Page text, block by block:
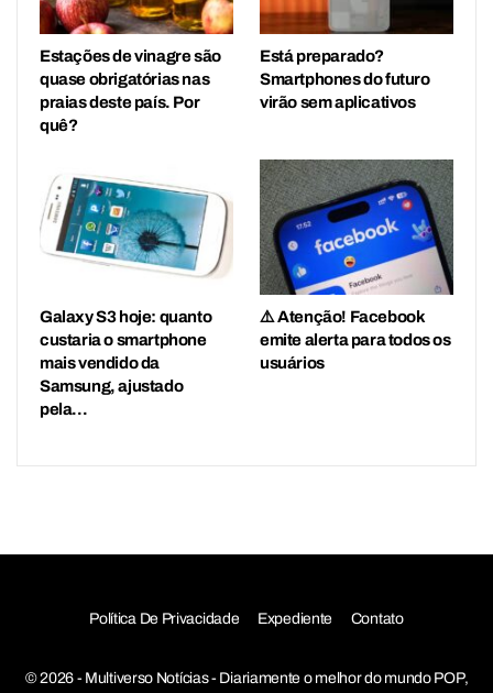
Estações de vinagre são
quase obrigatórias nas
praias deste país. Por
quê?
Está preparado?
Smartphones do futuro
virão sem aplicativos
Galaxy S3 hoje: quanto
custaria o smartphone
mais vendido da
Samsung, ajustado
pela…
⚠️ Atenção! Facebook
emite alerta para todos os
usuários
Política De Privacidade Expediente Contato
© 2026 - Multiverso Notícias - Diariamente o melhor do mundo POP,